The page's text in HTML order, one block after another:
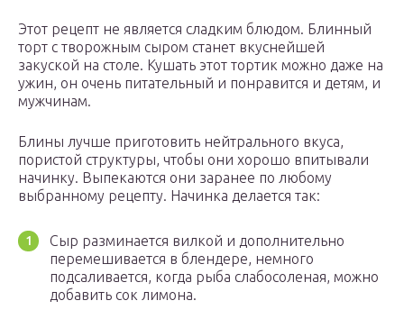
Этот рецепт не является сладким блюдом. Блинный
торт с творожным сыром станет вкуснейшей
закуской на столе. Кушать этот тортик можно даже на
ужин, он очень питательный и понравится и детям, и
мужчинам.
Блины лучше приготовить нейтрального вкуса,
пористой структуры, чтобы они хорошо впитывали
начинку. Выпекаются они заранее по любому
выбранному рецепту. Начинка делается так:
Сыр разминается вилкой и дополнительно
перемешивается в блендере, немного
подсаливается, когда рыба слабосоленая, можно
добавить сок лимона.